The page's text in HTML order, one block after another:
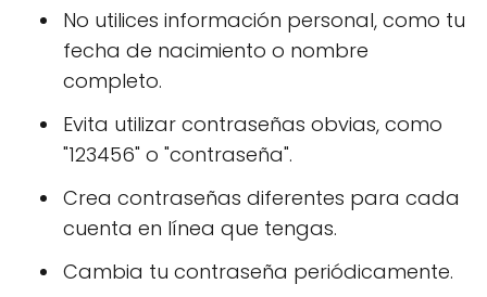
No utilices información personal, como tu
fecha de nacimiento o nombre
completo.
Evita utilizar contraseñas obvias, como
"123456" o "contraseña".
Crea contraseñas diferentes para cada
cuenta en línea que tengas.
Cambia tu contraseña periódicamente.